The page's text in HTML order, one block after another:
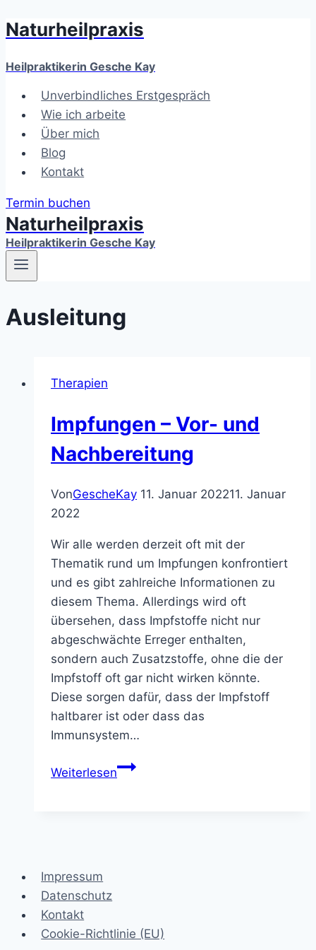
Zum
springen
Naturheilpraxis
Heilpraktikerin Gesche Kay
Unverbindliches Erstgespräch
Wie ich arbeite
Über mich
Blog
Kontakt
Termin buchen
Naturheilpraxis
Heilpraktikerin Gesche Kay
Ausleitung
Therapien
Impfungen – Vor- und
Nachbereitung
VonGescheKay 11. Januar 202211. Januar
2022
Wir alle werden derzeit oft mit der
Thematik rund um Impfungen konfrontiert
und es gibt zahlreiche Informationen zu
diesem Thema. Allerdings wird oft
übersehen, dass Impfstoffe nicht nur
abgeschwächte Erreger enthalten,
sondern auch Zusatzstoffe, ohne die der
Impfstoff oft gar nicht wirken könnte.
Diese sorgen dafür, dass der Impfstoff
haltbarer ist oder dass das
Immunsystem…
WeiterlesenImpfungen
Impressum
Datenschutz
Kontakt
Cookie-Richtlinie (EU)